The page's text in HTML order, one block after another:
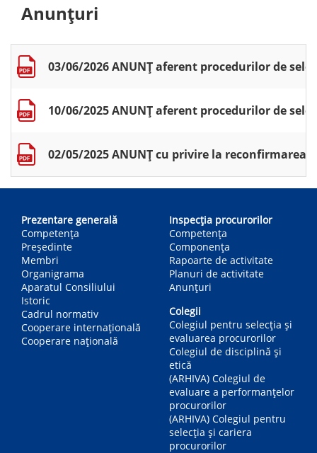
Anunțuri
03/06/2026 ANUNȚ aferent procedurilor de
10/06/2025 ANUNȚ aferent procedurilor de
02/05/2025 ANUNȚ cu privire la
navigation
Prezentare generală
Competența
Președinte
Membri
Organigrama
Aparatul Consiliului
Istoric
Cadrul normativ
Cooperare internațională
Cooperare națională
Inspecția procurorilor
Competenţa
Componența
Rapoarte de activitate
Planuri de activitate
Anunțuri
Colegii
Colegiul pentru selecția și
evaluarea procurorilor
Colegiul de disciplină și
etică
(ARHIVA) Colegiul de
evaluare a performanțelor
procurorilor
(ARHIVA) Colegiul pentru
selecția și cariera
procurorilor